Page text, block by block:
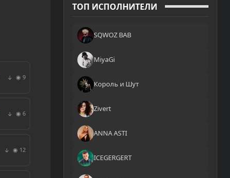
ТОП ИСПОЛНИТЕЛИ
SQWOZ BAB
MiyaGi
Король и Шут
Zivert
ANNA ASTI
ICEGERGERT
↓ ◉ 9
↓ ◉ 6
↓ ◉ 12